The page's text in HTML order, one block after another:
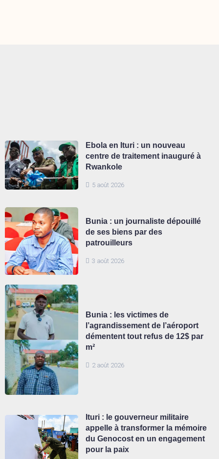
5 août 2026
Ebola en Ituri : un nouveau
centre de traitement inauguré à
Rwankole
3 août 2026
Bunia : un journaliste dépouillé
de ses biens par des
patrouilleurs
2 août 2026
Bunia : les victimes de
l’agrandissement de l’aéroport
démentent tout refus de 12$ par
m²
Ituri : le gouverneur militaire
appelle à transformer la mémoire
du Genocost en un engagement
pour la paix